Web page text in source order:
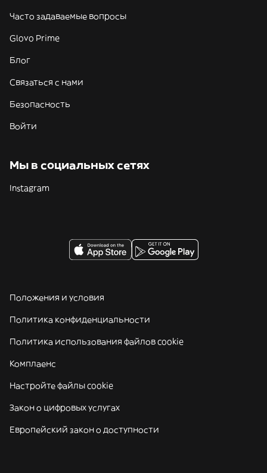
Часто задаваемые вопросы
Glovo Prime
Блог
Связаться с нами
Безопасность
Войти
Мы в социальных сетях
Instagram
Положения и условия
Политика конфиденциальности
Политика использования файлов cookie
Комплаенс
Настройте файлы cookie
Закон о цифровых услугах
Европейский закон о доступности